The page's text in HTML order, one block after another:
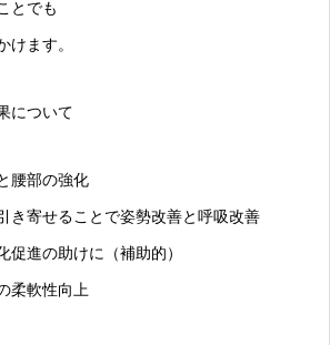
とでも
けます。
について
腰部の強化
き寄せることで姿勢改善と呼吸改善
促進の助けに（補助的）
柔軟性向上